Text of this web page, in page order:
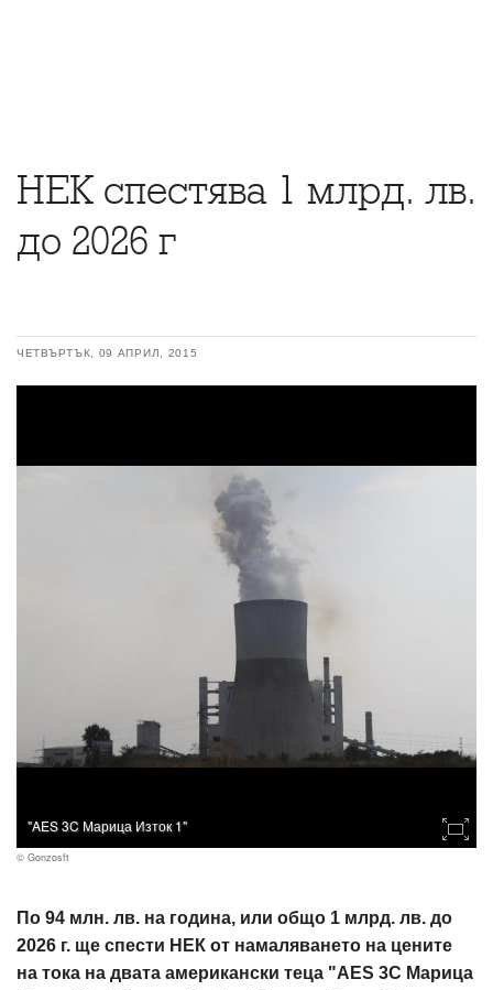
НЕК спестява 1 млрд. лв.
до 2026 г
ЧЕТВЪРТЪК, 09 АПРИЛ, 2015
"AES 3C Марица Изток 1"
© Gonzosft
По 94 млн. лв. на година, или общо 1 млрд. лв. до
2026 г. ще спести НЕК от намаляването на цените
на тока на двата американски теца "AES 3C Марица